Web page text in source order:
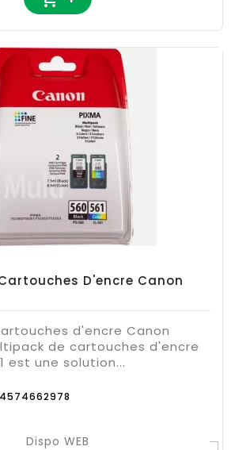
D'encre Canon
d'encre Canon
de cartouches d'encre
est une solution...
Dispo WEB